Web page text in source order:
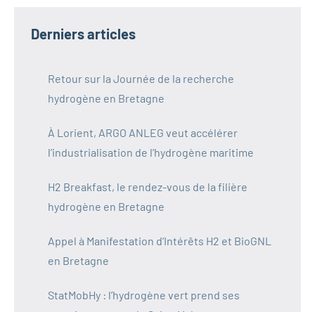
Derniers articles
Retour sur la Journée de la recherche
hydrogène en Bretagne
À Lorient, ARGO ANLEG veut accélérer
l’industrialisation de l’hydrogène maritime
H2 Breakfast, le rendez-vous de la filière
hydrogène en Bretagne
Appel à Manifestation d’Intérêts H2 et BioGNL
en Bretagne
StatMobHy : l’hydrogène vert prend ses